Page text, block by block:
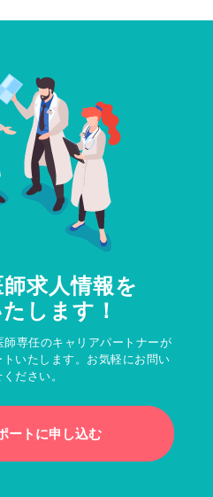
求人情報を
します！
専任のキャリアパートナーが
いたします。お気軽にお問い
ださい。
ートに申し込む